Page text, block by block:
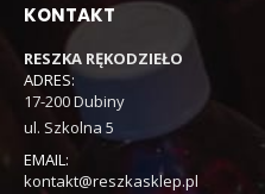
KONTAKT
RESZKA RĘKODZIEŁO
ADRES:
17-200 Dubiny
ul. Szkolna 5
EMAIL:
kontakt@reszkasklep.pl